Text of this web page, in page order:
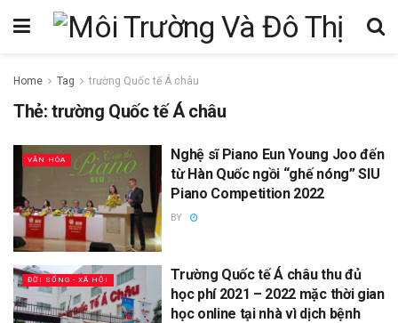
Home Tag trường Quốc tế Á châu
Thẻ:trường Quốc tế Á châu
VĂN HÓA
Nghệ sĩ Piano Eun Young Joo đến
từ Hàn Quốc ngồi “ghế nóng” SIU
Piano Competition 2022
BY
ĐỜI SỐNG - XÃ HỘI
Trường Quốc tế Á châu thu đủ
học phí 2021 – 2022 mặc thời gian
học online tại nhà vì dịch bệnh